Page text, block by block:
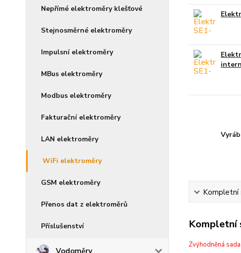
Nepřímé elektroměry klešťové
Stejnosměrné elektroměry
Impulsní elektroměry
MBus elektroměry
Modbus elektroměry
Fakturační elektroměry
LAN elektroměry
WiFi elektroměry
GSM elektroměry
Přenos dat z elektroměrů
Příslušenství
Vodoměry
Kompletní
Kompletní
Zvýhodněná